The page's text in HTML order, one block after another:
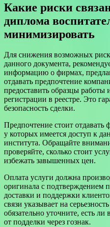
Какие риски
диплома
минимизировать
Для снижения возможных
данного документа,
информацию о фирмах,
отдавать предпочтение
предоставить образцы
регистрации в реестре. Это
безопасность сделки.
Предпочтение стоит
у которых имеется доступ к
института. Обращайте
проверяйте, сколько стоит
избежать завышенных цен.
Оплата услуги должна
оригинала с подтверждением
доставки и поддержки
связи указывает на
обязательно уточните, есть
от подделки через гознак.